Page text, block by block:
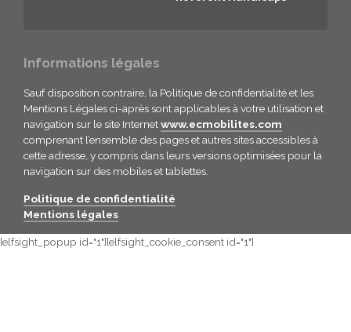
Informations légales
Sauf disposition contraire, la Politique de confidentialité et les
Mentions Légales ci-après sont applicables à votre utilisation et
navigation sur le site Internetwww.ecmobilites.com
comprenant l’ensemble des pages et autres sites accessibles à
cette adresse, y compris dans leurs versions optimisées pour la
navigation sur des mobiles et tablettes.
Politique de confidentialité
Mentions légales
[elfsight_popup id="1"][elfsight_cookie_consent id="1"]